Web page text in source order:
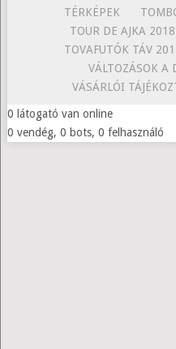
TÉRKÉPEK
TOUR DE AJKA 2018
TOVAFUTÓK TÁV
VÁLTOZÁSOK A
VÁSÁRLÓI
0 látogató van online
0 vendég, 0 bots, 0 felhasználó